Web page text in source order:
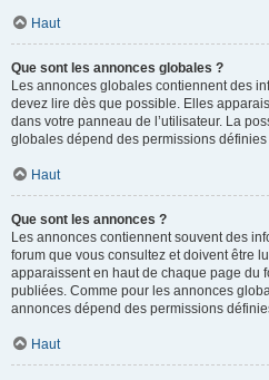
Haut
Que sont les annonces globales ?
Les annonces globales contiennent des
devez lire dès que possible. Elles
dans votre panneau de l’utilisateur. La
globales dépend des permissions définies
Haut
Que sont les annonces ?
Les annonces contiennent souvent des
forum que vous consultez et doivent être
apparaissent en haut de chaque page du
publiées. Comme pour les annonces
annonces dépend des permissions
Haut